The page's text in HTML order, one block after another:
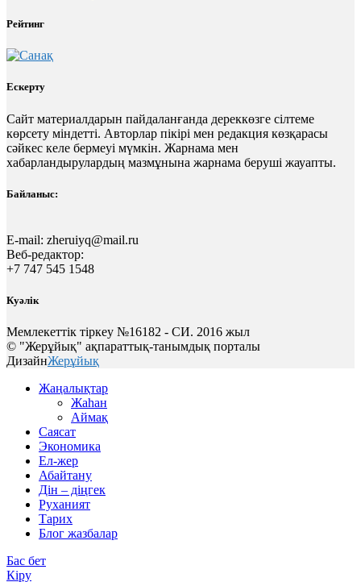
Рейтинг
Ескерту
Сайт материалдарын пайдаланғанда дереккөзге сілтеме
көрсету міндетті. Авторлар пікірі мен редакция көзқарасы
сәйкес келе бермеуі мүмкін. Жарнама мен
хабарландырулардың мазмұнына жарнама беруші жауапты.
Байланыс:
E-mail: zheruiyq@mail.ru
Веб-редактор:
+7 747 545 1548
Куәлік
Мемлекеттік тіркеу №16182 - СИ. 2016 жыл
© "Жерұйық" ақпараттық-танымдық порталы
ДизайнЖерұйық
Жаңалықтар
Жаһан
Аймақ
Саясат
Экономика
Ел-жер
Абайтану
Дін – діңгек
Руханият
Тарих
Блог жазбалар
Бас бет
Кіру